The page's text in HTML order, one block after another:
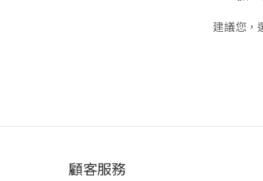
建議您，
顧客服務